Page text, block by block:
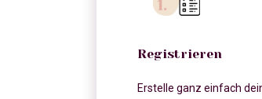
Registrieren
Erstelle ganz einfach